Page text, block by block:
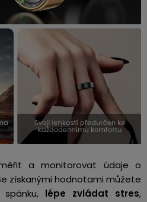
a monitorovat údaje o
získanými hodnotami můžete
lépe zvládat stres,